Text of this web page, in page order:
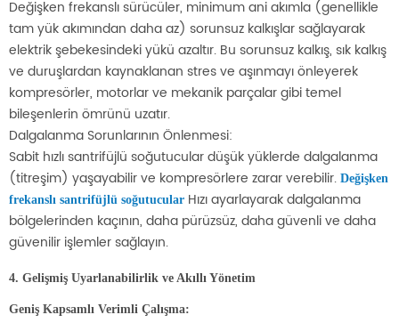
Değişken frekanslı sürücüler, minimum ani akımla (genellikle
tam yük akımından daha az) sorunsuz kalkışlar sağlayarak
elektrik şebekesindeki yükü azaltır. Bu sorunsuz kalkış, sık kalkış
ve duruşlardan kaynaklanan stres ve aşınmayı önleyerek
kompresörler, motorlar ve mekanik parçalar gibi temel
bileşenlerin ömrünü uzatır.
Dalgalanma Sorunlarının Önlenmesi:
Sabit hızlı santrifüjlü soğutucular düşük yüklerde dalgalanma
(titreşim) yaşayabilir ve kompresörlere zarar verebilir. Değişken
frekanslı santrifüjlü soğutucular Hızı ayarlayarak dalgalanma
bölgelerinden kaçının, daha pürüzsüz, daha güvenli ve daha
güvenilir işlemler sağlayın.
4. Gelişmiş Uyarlanabilirlik ve Akıllı Yönetim
Geniş Kapsamlı Verimli Çalışma: